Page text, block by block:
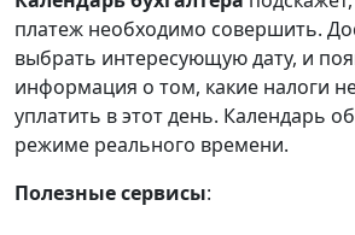
платеж необходимо совершить.
выбрать интересующую дату, и
информация о том, какие налоги
уплатить в этот день. Календарь
режиме реального времени.
Полезные сервисы: